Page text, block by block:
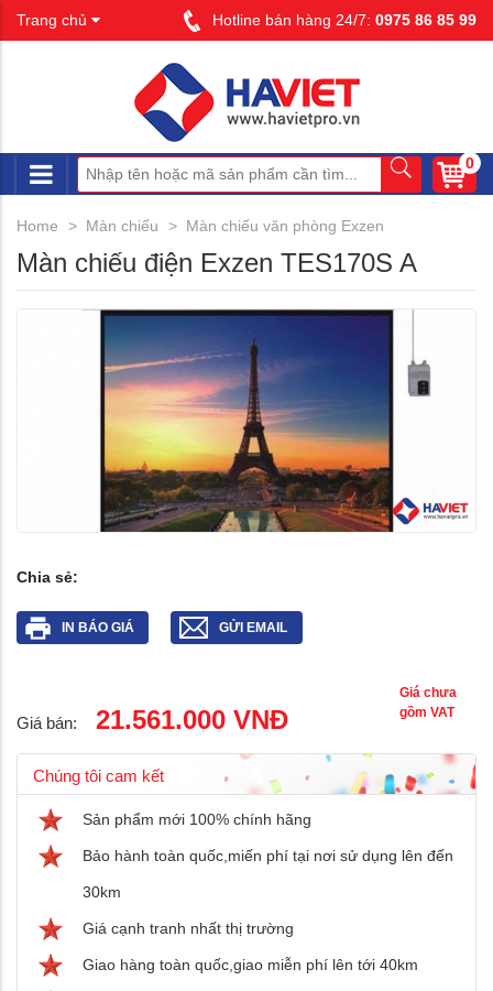
Trang chủ Hotline bán hàng 24/7: 0975 86 85 99
0
Home Màn chiếu Màn chiếu văn phòng Exzen
Màn chiếu điện Exzen TES170S A
Chia sẻ:
IN BÁO GIÁ GỬI EMAIL
Giá bán: 21.561.000 VNĐ
Giá chưa
gồm VAT
Chúng tôi cam kết
Sản phẩm mới 100% chính hãng
Bảo hành toàn quốc,miến phí tại nơi sử dụng lên đến
30km
Giá cạnh tranh nhất thị trường
Giao hàng toàn quốc,giao miễn phí lên tới 40km